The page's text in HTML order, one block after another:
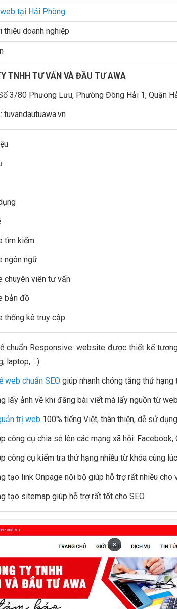
tại Hải Phòng
thiệu doanh nghiệp
TNHH TƯ VẤN VÀ ĐẦU TƯ AWA
3/80 Phương Lưu, Phường Đông Hải 1, Quận
tuvandautuawa.vn
tìm kiếm
ngôn ngữ
chuyên viên tư vấn
bản đồ
thống kê truy cập
chuẩn Responsive: website được thiết kế
laptop, ...)
web chuẩn SEO giúp nhanh chóng tăng thứ
lấy ảnh về khi đăng bài viết mà lấy nguồn từ
trị web 100% tiếng Việt, thân thiện, dễ sử dụng
công cụ chia sẻ lên các mạng xã hội: Facebook,
công cụ kiểm tra thứ hạng nhiều từ khóa cùng
tạo link Onpage nội bộ giúp hỗ trợ rất nhiều
tạo sitemap giúp hỗ trợ rất tốt cho SEO